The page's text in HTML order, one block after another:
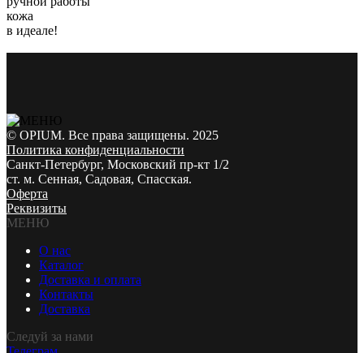
кожа
в идеале!
© OPIUM. Все права защищены. 2025
Политика конфиденциальности
Санкт-Петербург, Московский пр-кт 1/2
ст. м. Сенная, Садовая, Спасская.
Оферта
Реквизиты
МЕНЮ
О нас
Каталог
Доставка и оплата
Контакты
Доставка
Следуй за нами